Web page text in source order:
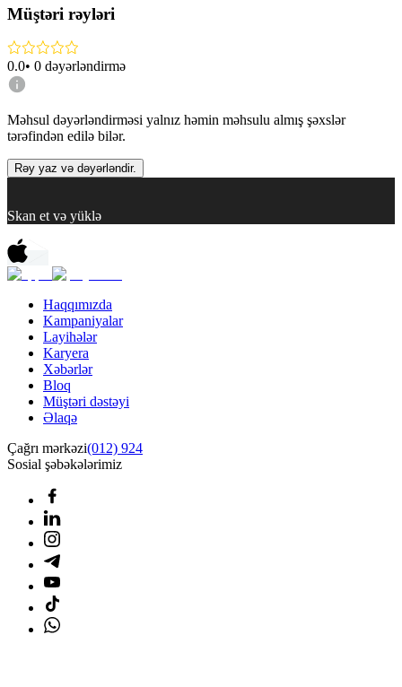
Müştəri rəyləri
0.0• 0 dəyərləndirmə
Məhsul dəyərləndirməsi yalnız həmin məhsulu almış şəxslər
tərəfindən edilə bilər.
Rəy yaz və dəyərləndir.
Skan et və yüklə
Haqqımızda
Kampaniyalar
Layihələr
Karyera
Xəbərlər
Bloq
Müştəri dəstəyi
Əlaqə
Çağrı mərkəzi(012) 924
Sosial şəbəkələrimiz